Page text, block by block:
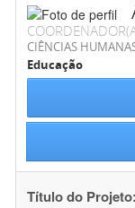
CIÊNCIAS
Educação
Título do Projeto: